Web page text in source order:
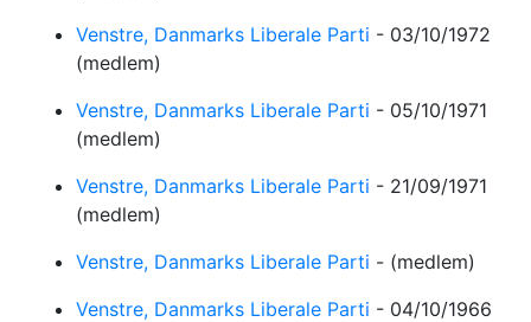
Venstre, Danmarks Liberale Parti - 03/10/1972
(medlem)
Venstre, Danmarks Liberale Parti - 05/10/1971
(medlem)
Venstre, Danmarks Liberale Parti - 21/09/1971
(medlem)
Venstre, Danmarks Liberale Parti - (medlem)
Venstre, Danmarks Liberale Parti - 04/10/1966